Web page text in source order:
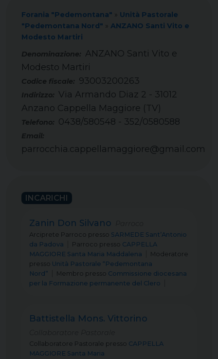
Forania "Pedemontana" » Unità Pastorale
"Pedemontana Nord" » ANZANO Santi Vito e
Modesto Martiri
ANZANO Santi Vito e
Modesto Martiri
Codice fiscale: 93003200263
Telefono: 0438/580548 - 352/0580588
Email:
parrocchia.cappellamaggiore@gmail.com
Indirizzo: Via Armando Diaz 2 - 31012
Anzano Cappella Maggiore (TV)
INCARICHI
Zanin Don Silvano
Arciprete Parroco presso SARMEDE Sant’Antonio
da Padova
Parroco presso CAPPELLA
MAGGIORE Santa Maria Maddalena
Moderatore
presso Unità Pastorale “Pedemontana
Nord”
Membro presso Commissione diocesana
per la Formazione permanente del Clero
Battistella Mons. Vittorino
Collaboratore Pastorale presso CAPPELLA
MAGGIORE Santa Maria